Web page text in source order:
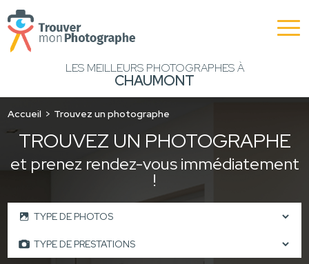
LES MEILLEURS PHOTOGRAPHES À
CHAUMONT
Accueil Trouvez un photographe
TROUVEZ UN PHOTOGRAPHE
et prenez rendez-vous immédiatement
!